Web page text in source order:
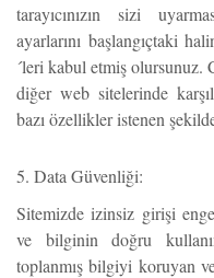
tarayıcınızın sizi
ayarlarını başlangıçtaki
´leri kabul etmiş olursunuz.
diğer web sitelerinde
bazı özellikler istenen
5. Data Güvenliği:
Sitemizde izinsiz girişi
ve bilginin doğru
toplanmış bilgiyi koruyan